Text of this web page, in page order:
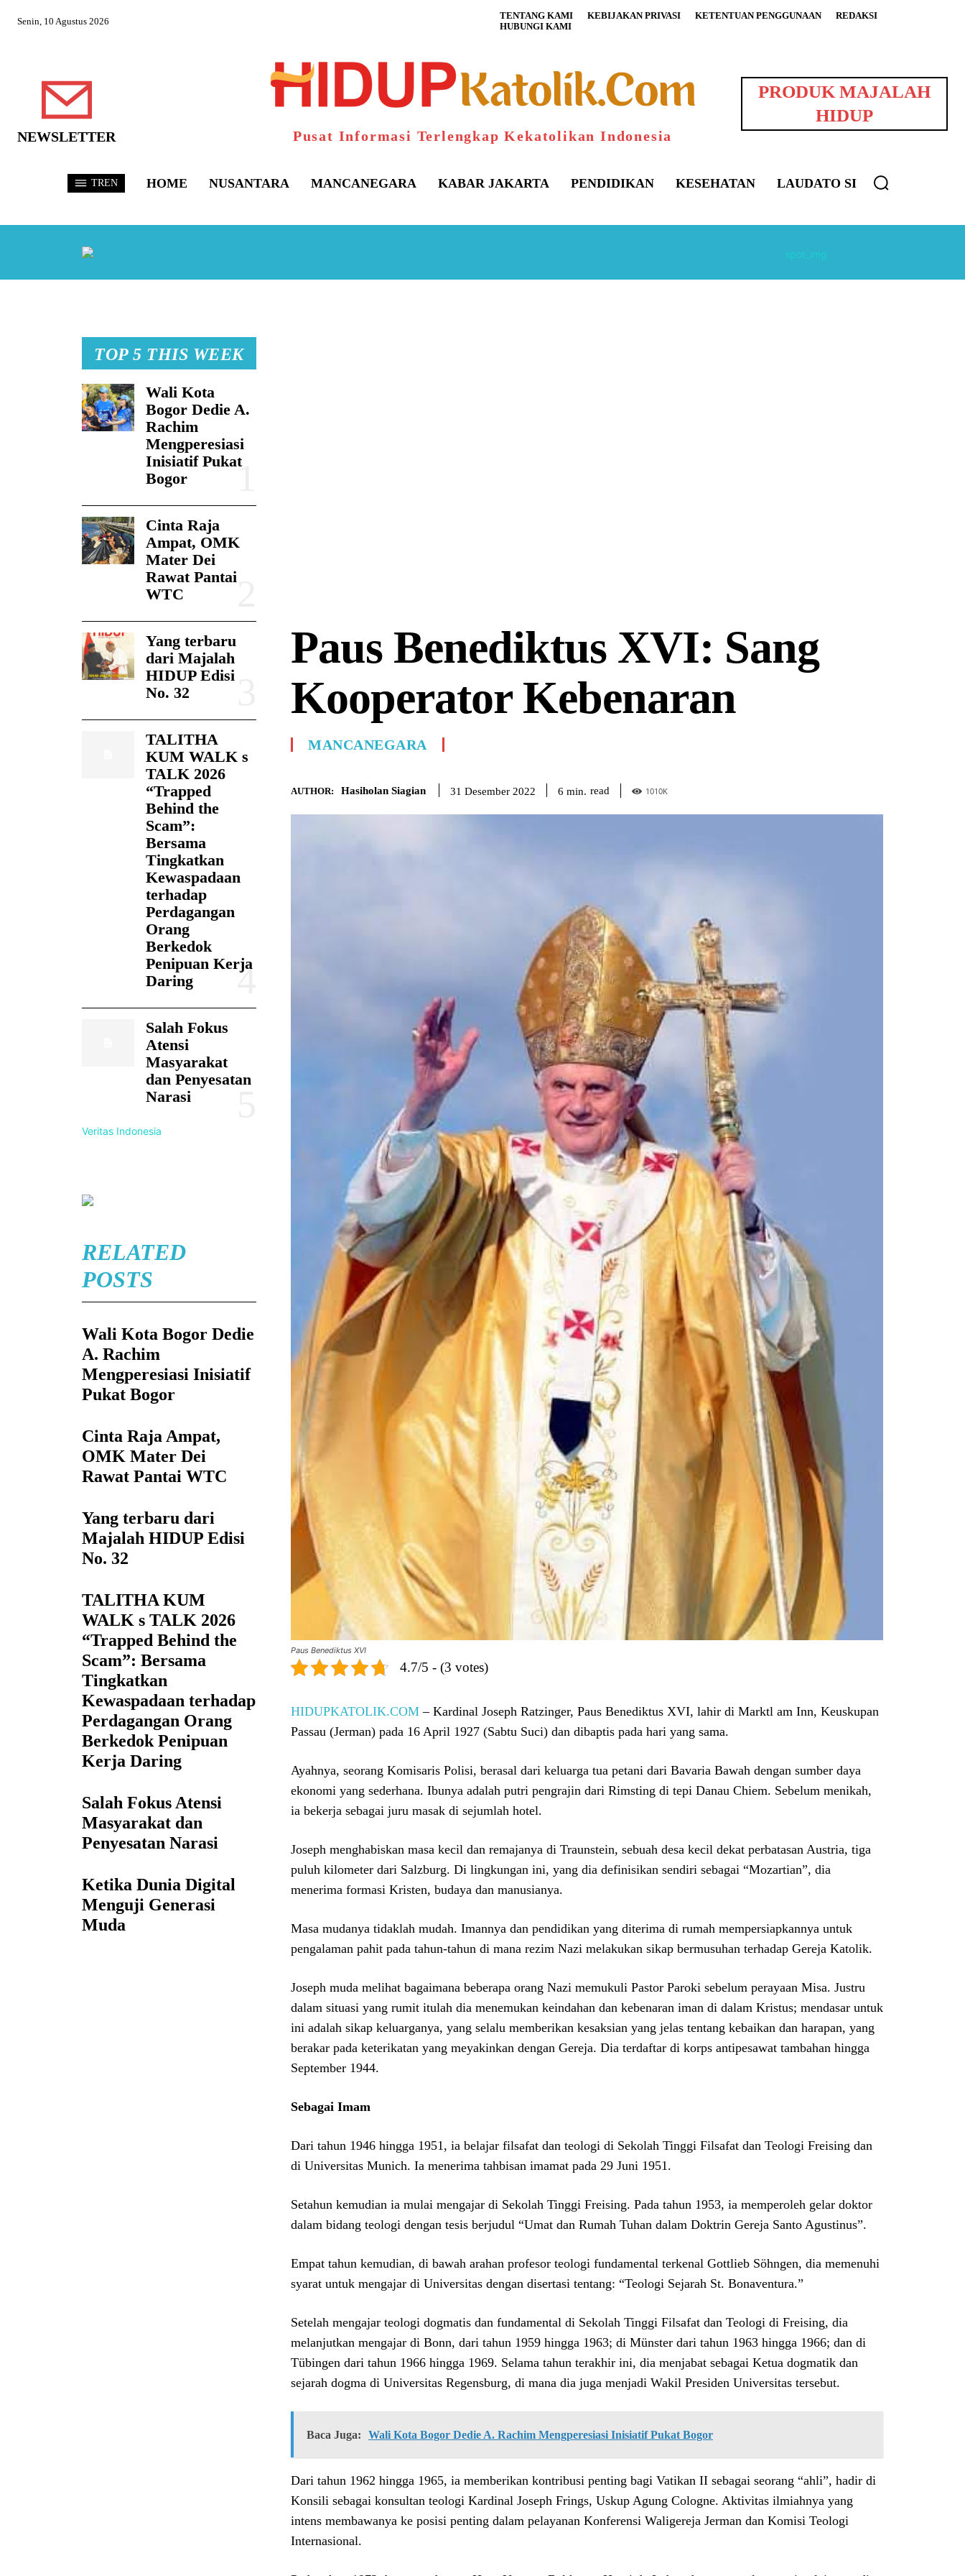
Senin, 10 Agustus 2026 TENTANG KAMI KEBIJAKAN PRIVASI KETENTUAN PENGGUNAAN
REDAKSI
HUBUNGI KAMI
NEWSLETTER Pusat Informasi Terlengkap Kekatolikan Indonesia
PRODUK MAJALAH
HIDUP
TREN HOME NUSANTARA MANCANEGARA KABAR JAKARTA PENDIDIKAN KESEHATAN LAUDATO SI
TOP 5 THIS WEEK
Wali Kota
Bogor Dedie A.
Rachim
Mengperesiasi
Inisiatif Pukat
Bogor
Cinta Raja
Ampat, OMK
Mater Dei
Rawat Pantai
WTC
Yang terbaru
dari Majalah
HIDUP Edisi
No. 32
TALITHA
KUM WALK s
TALK 2026
“Trapped
Behind the
Scam”:
Bersama
Tingkatkan
Kewaspadaan
terhadap
Perdagangan
Orang
Berkedok
Penipuan Kerja
Daring
Salah Fokus
Atensi
Masyarakat
dan Penyesatan
Narasi
Veritas Indonesia
RELATED
POSTS
Wali Kota Bogor Dedie
A. Rachim
Mengperesiasi Inisiatif
Pukat Bogor
Cinta Raja Ampat,
OMK Mater Dei
Rawat Pantai WTC
Yang terbaru dari
Majalah HIDUP Edisi
No. 32
TALITHA KUM
WALK s TALK 2026
“Trapped Behind the
Scam”: Bersama
Tingkatkan
Kewaspadaan terhadap
Perdagangan Orang
Berkedok Penipuan
Kerja Daring
Salah Fokus Atensi
Masyarakat dan
Penyesatan Narasi
Ketika Dunia Digital
Menguji Generasi
Muda
Paus Benediktus XVI: Sang
Kooperator Kebenaran
MANCANEGARA
AUTHOR: Hasiholan Siagian 31 Desember 2022 6 min. read 1010K
Paus Benediktus XVI
4.7/5 - (3 votes)
HIDUPKATOLIK.COM – Kardinal Joseph Ratzinger, Paus Benediktus XVI, lahir di Marktl am Inn, Keuskupan
Passau (Jerman) pada 16 April 1927 (Sabtu Suci) dan dibaptis pada hari yang sama.
Ayahnya, seorang Komisaris Polisi, berasal dari keluarga tua petani dari Bavaria Bawah dengan sumber daya
ekonomi yang sederhana. Ibunya adalah putri pengrajin dari Rimsting di tepi Danau Chiem. Sebelum menikah,
ia bekerja sebagai juru masak di sejumlah hotel.
Joseph menghabiskan masa kecil dan remajanya di Traunstein, sebuah desa kecil dekat perbatasan Austria, tiga
puluh kilometer dari Salzburg. Di lingkungan ini, yang dia definisikan sendiri sebagai “Mozartian”, dia
menerima formasi Kristen, budaya dan manusianya.
Masa mudanya tidaklah mudah. Imannya dan pendidikan yang diterima di rumah mempersiapkannya untuk
pengalaman pahit pada tahun-tahun di mana rezim Nazi melakukan sikap bermusuhan terhadap Gereja Katolik.
Joseph muda melihat bagaimana beberapa orang Nazi memukuli Pastor Paroki sebelum perayaan Misa. Justru
dalam situasi yang rumit itulah dia menemukan keindahan dan kebenaran iman di dalam Kristus; mendasar untuk
ini adalah sikap keluarganya, yang selalu memberikan kesaksian yang jelas tentang kebaikan dan harapan, yang
berakar pada keterikatan yang meyakinkan dengan Gereja. Dia terdaftar di korps antipesawat tambahan hingga
September 1944.
Sebagai Imam
Dari tahun 1946 hingga 1951, ia belajar filsafat dan teologi di Sekolah Tinggi Filsafat dan Teologi Freising dan
di Universitas Munich. Ia menerima tahbisan imamat pada 29 Juni 1951.
Setahun kemudian ia mulai mengajar di Sekolah Tinggi Freising. Pada tahun 1953, ia memperoleh gelar doktor
dalam bidang teologi dengan tesis berjudul “Umat dan Rumah Tuhan dalam Doktrin Gereja Santo Agustinus”.
Empat tahun kemudian, di bawah arahan profesor teologi fundamental terkenal Gottlieb Söhngen, dia memenuhi
syarat untuk mengajar di Universitas dengan disertasi tentang: “Teologi Sejarah St. Bonaventura.”
Setelah mengajar teologi dogmatis dan fundamental di Sekolah Tinggi Filsafat dan Teologi di Freising, dia
melanjutkan mengajar di Bonn, dari tahun 1959 hingga 1963; di Münster dari tahun 1963 hingga 1966; dan di
Tübingen dari tahun 1966 hingga 1969. Selama tahun terakhir ini, dia menjabat sebagai Ketua dogmatik dan
sejarah dogma di Universitas Regensburg, di mana dia juga menjadi Wakil Presiden Universitas tersebut.
Baca Juga: Wali Kota Bogor Dedie A. Rachim Mengperesiasi Inisiatif Pukat Bogor
Dari tahun 1962 hingga 1965, ia memberikan kontribusi penting bagi Vatikan II sebagai seorang “ahli”, hadir di
Konsili sebagai konsultan teologi Kardinal Joseph Frings, Uskup Agung Cologne. Aktivitas ilmiahnya yang
intens membawanya ke posisi penting dalam pelayanan Konferensi Waligereja Jerman dan Komisi Teologi
Internasional.